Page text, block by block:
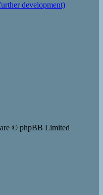
development)
© phpBB Limited